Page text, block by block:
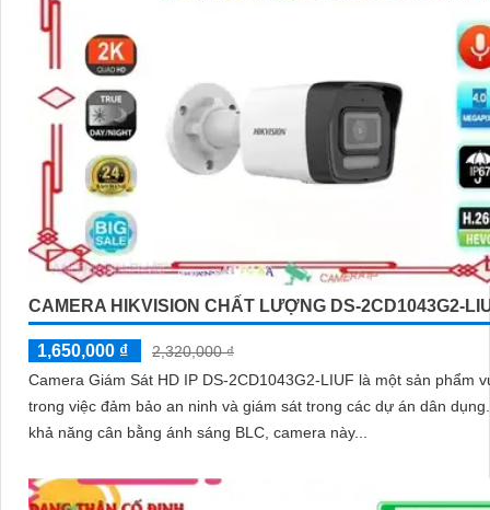
CAMERA HIKVISION CHẤT LƯỢNG DS-2CD1043G2-
1,650,000 ₫
2,320,000 ₫
Camera Giám Sát HD IP DS-2CD1043G2-LIUF là một sản phẩm
trong việc đảm bảo an ninh và giám sát trong các dự án dân dụng.
khả năng cân bằng ánh sáng BLC, camera này...